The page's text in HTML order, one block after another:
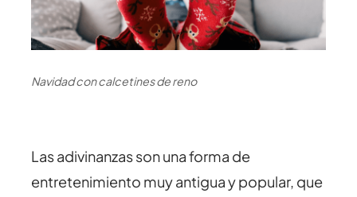
Navidad con calcetines de reno
Las adivinanzas son una forma de
entretenimiento muy antigua y popular, que